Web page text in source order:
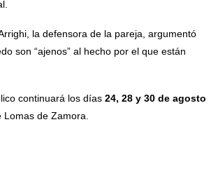
la defensora de la pareja, argumentó
son “ajenos” al hecho por el que están
continuará los días 24, 28 y 30 de agosto
de Zamora.